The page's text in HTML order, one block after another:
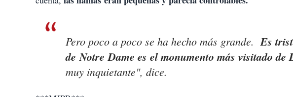
Pero poco a poco se ha hecho más grande.Es
de Notre Dame es el monumento más visitado de
muy inquietante", dice.